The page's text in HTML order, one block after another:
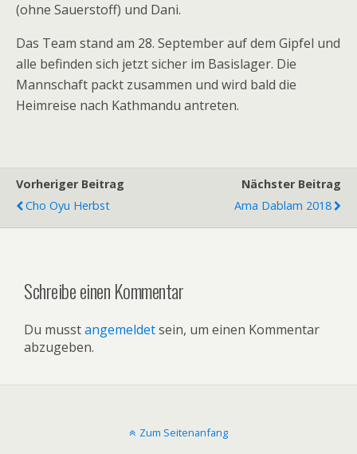
(ohne Sauerstoff) und Dani.
Das Team stand am 28. September auf dem Gipfel und
alle befinden sich jetzt sicher im Basislager. Die
Mannschaft packt zusammen und wird bald die
Heimreise nach Kathmandu antreten.
Vorheriger Beitrag
Cho Oyu Herbst
Nächster Beitrag
Ama Dablam 2018
Schreibe einen Kommentar
Du musstangemeldetsein, um einen Kommentar
abzugeben.
Zum Seitenanfang